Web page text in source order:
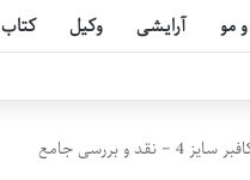
مو آرایشی وکیل کتاب
و بررسی جامع